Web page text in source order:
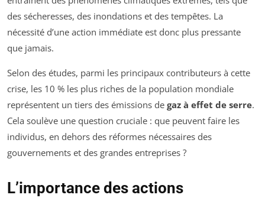
des sécheresses, des inondations et des tempêtes. La
nécessité d’une action immédiate est donc plus pressante
que jamais.
Selon des études, parmi les principaux contributeurs à cette
crise, les 10 % les plus riches de la population mondiale
représentent un tiers des émissions de gaz à effet de serre.
Cela soulève une question cruciale : que peuvent faire les
individus, en dehors des réformes nécessaires des
gouvernements et des grandes entreprises ?
L’importance des actions